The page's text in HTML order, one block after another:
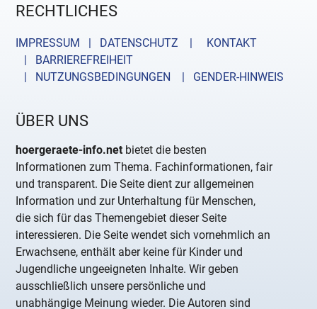
RECHTLICHES
IMPRESSUM | DATENSCHUTZ |
KONTAKT
| BARRIEREFREIHEIT
| NUTZUNGSBEDINGUNGEN
| GENDER-HINWEIS
ÜBER UNS
hoergeraete-info.net bietet die besten
Informationen zum Thema. Fachinformationen, fair
und transparent. Die Seite dient zur allgemeinen
Information und zur Unterhaltung für Menschen,
die sich für das Themengebiet dieser Seite
interessieren. Die Seite wendet sich vornehmlich an
Erwachsene, enthält aber keine für Kinder und
Jugendliche ungeeigneten Inhalte. Wir geben
ausschließlich unsere persönliche und
unabhängige Meinung wieder. Die Autoren sind